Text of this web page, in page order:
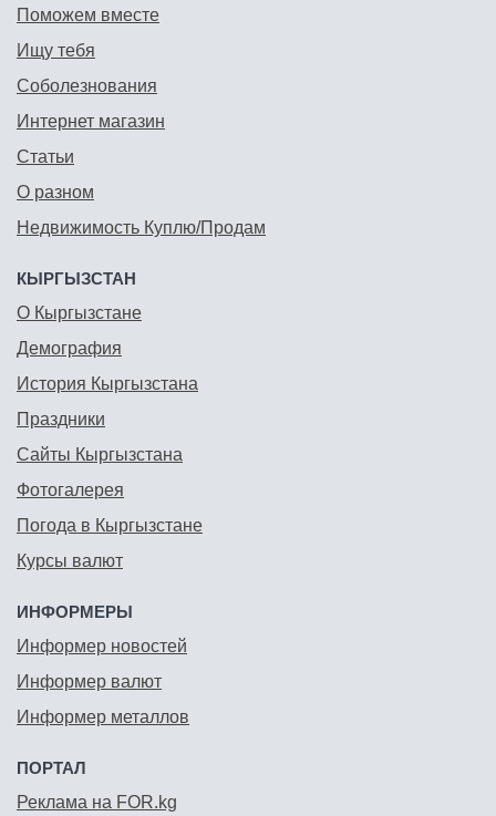
Поможем вместе
Ищу тебя
Соболезнования
Интернет магазин
Статьи
О разном
Недвижимость Куплю/Продам
КЫРГЫЗСТАН
О Кыргызстане
Демография
История Кыргызстана
Праздники
Сайты Кыргызстана
Фотогалерея
Погода в Кыргызстане
Курсы валют
ИНФОРМЕРЫ
Информер новостей
Информер валют
Информер металлов
ПОРТАЛ
Реклама на FOR.kg